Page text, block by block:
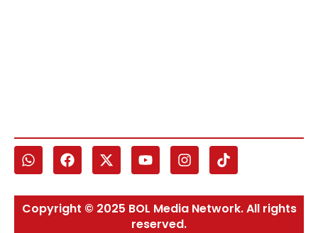
Copyright © 2025 BOL Media Network. All rights
reserved.